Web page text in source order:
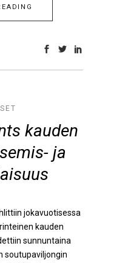
kauden
ja
jokavuotisessa
kauden
sunnuntaina
soutupaviljongin